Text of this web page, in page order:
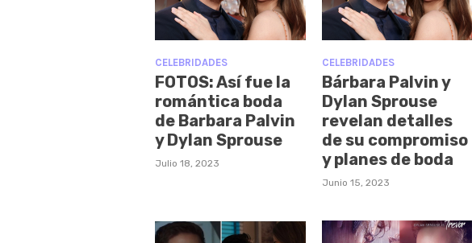
CELEBRIDADES
FOTOS: Así fue la
romántica boda
de Barbara Palvin
y Dylan Sprouse
Julio 18, 2023
CELEBRIDADES
Bárbara Palvin y
Dylan Sprouse
revelan detalles
de su compromiso
y planes de boda
Junio 15, 2023